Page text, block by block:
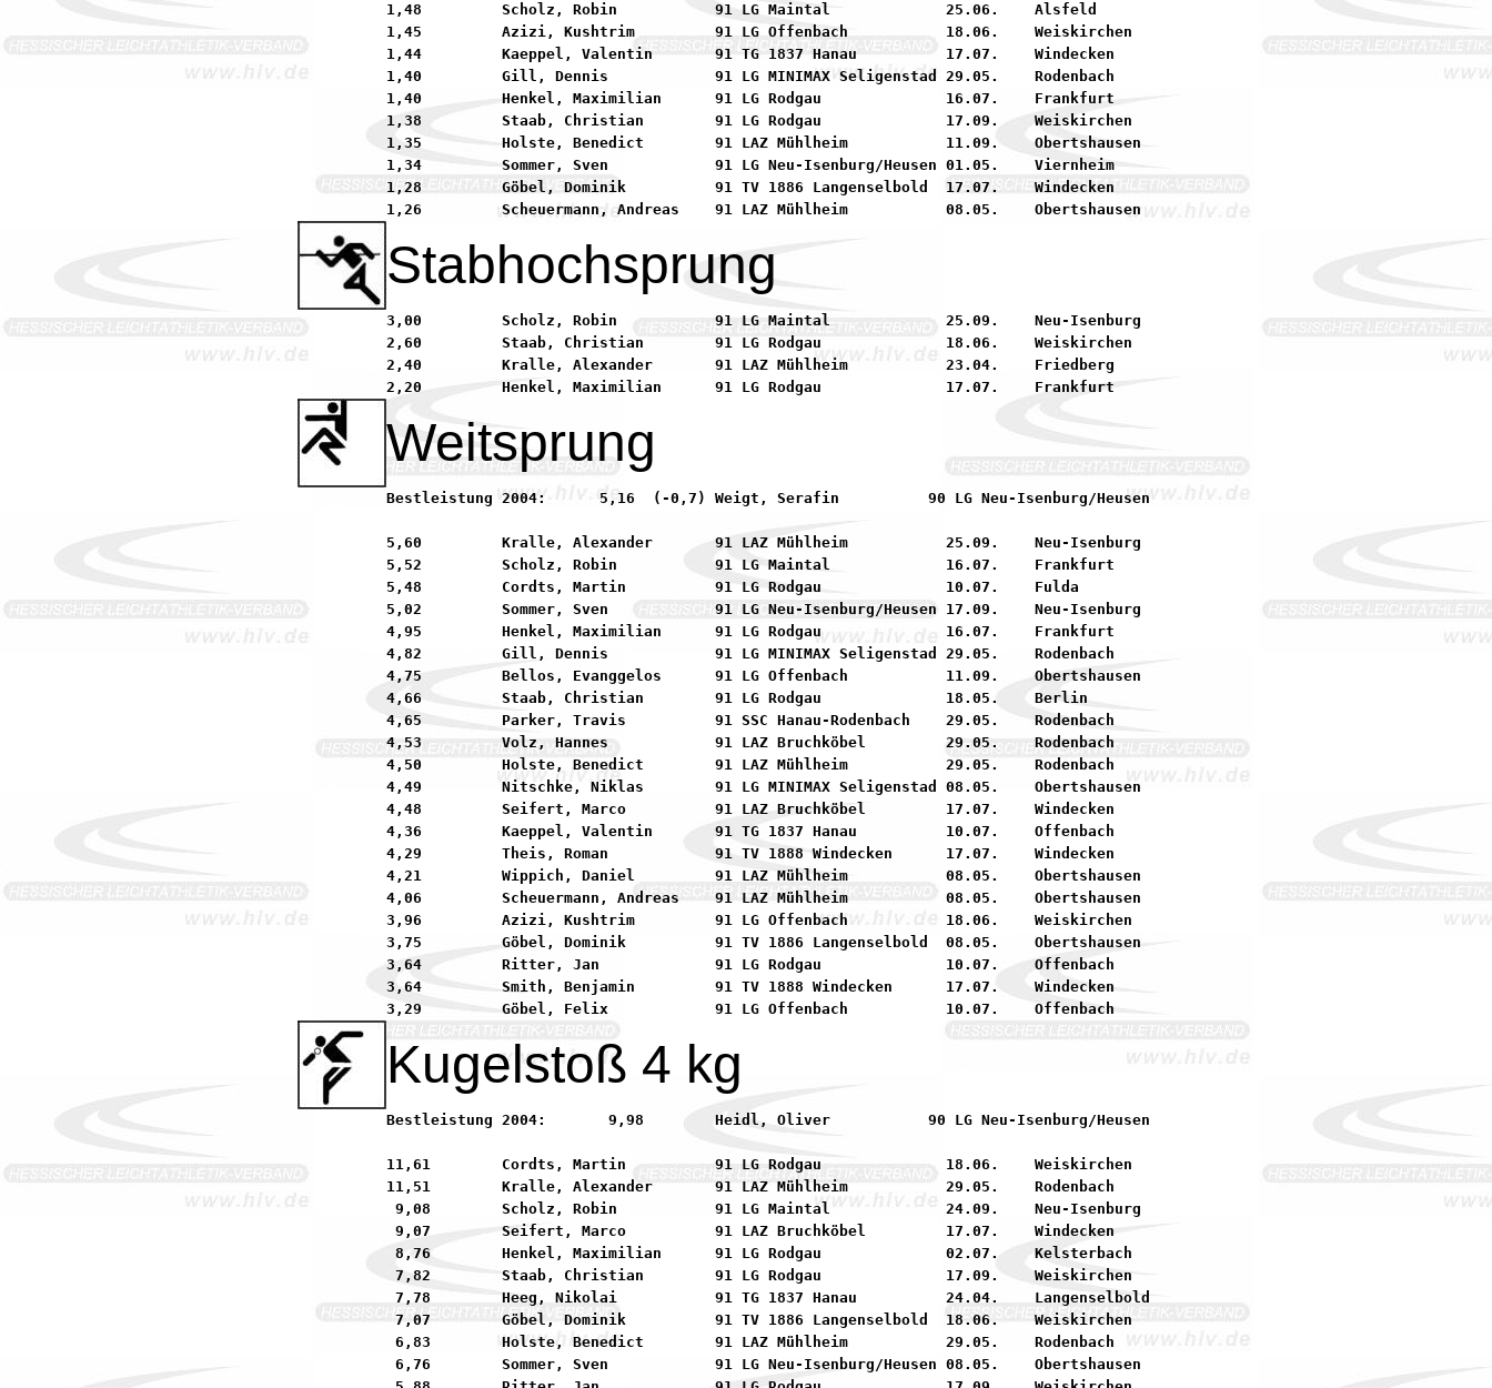
1,48         Scholz, Robin           91 LG Maintal             25.06.    Alsfeld
1,45         Azizi, Kushtrim         91 LG Offenbach           18.06.    Weiskirchen
1,44         Kaeppel, Valentin       91 TG 1837 Hanau          17.07.    Windecken
1,40         Gill, Dennis            91 LG MINIMAX Seligenstad 29.05.    Rodenbach
1,40         Henkel, Maximilian      91 LG Rodgau              16.07.    Frankfurt
1,38         Staab, Christian        91 LG Rodgau              17.09.    Weiskirchen
1,35         Holste, Benedict        91 LAZ Mühlheim           11.09.    Obertshausen
1,34         Sommer, Sven            91 LG Neu-Isenburg/Heusen 01.05.    Viernheim
1,28         Göbel, Dominik          91 TV 1886 Langenselbold  17.07.    Windecken
Stabhochsprung
3,00         Scholz, Robin           91 LG Maintal             25.09.    Neu-Isenburg
2,60         Staab, Christian        91 LG Rodgau              18.06.    Weiskirchen
2,40         Kralle, Alexander       91 LAZ Mühlheim           23.04.    Friedberg
Weitsprung
Bestleistung 2004:	5,16  (-0,7) Weigt, Serafin          90 LG Neu-Isenburg/Heusen
5,60         Kralle, Alexander       91 LAZ Mühlheim           25.09.    Neu-Isenburg
5,52         Scholz, Robin           91 LG Maintal             16.07.    Frankfurt
5,48         Cordts, Martin          91 LG Rodgau              10.07.    Fulda
5,02         Sommer, Sven            91 LG Neu-Isenburg/Heusen 17.09.    Neu-Isenburg
4,95         Henkel, Maximilian      91 LG Rodgau              16.07.    Frankfurt
4,82         Gill, Dennis            91 LG MINIMAX Seligenstad 29.05.    Rodenbach
4,75         Bellos, Evanggelos      91 LG Offenbach           11.09.    Obertshausen
4,66         Staab, Christian        91 LG Rodgau              18.05.    Berlin
4,65         Parker, Travis          91 SSC Hanau-Rodenbach    29.05.    Rodenbach
4,53         Volz, Hannes            91 LAZ Bruchköbel         29.05.    Rodenbach
4,50         Holste, Benedict        91 LAZ Mühlheim           29.05.    Rodenbach
4,49         Nitschke, Niklas        91 LG MINIMAX Seligenstad 08.05.    Obertshausen
4,48         Seifert, Marco          91 LAZ Bruchköbel         17.07.    Windecken
4,36         Kaeppel, Valentin       91 TG 1837 Hanau          10.07.    Offenbach
4,29         Theis, Roman            91 TV 1888 Windecken      17.07.    Windecken
4,21         Wippich, Daniel         91 LAZ Mühlheim           08.05.    Obertshausen
4,06         Scheuermann, Andreas    91 LAZ Mühlheim           08.05.    Obertshausen
3,96         Azizi, Kushtrim         91 LG Offenbach           18.06.    Weiskirchen
3,75         Göbel, Dominik          91 TV 1886 Langenselbold  08.05.    Obertshausen
3,64         Ritter, Jan             91 LG Rodgau              10.07.    Offenbach
3,64         Smith, Benjamin         91 TV 1888 Windecken      17.07.    Windecken
Kugelstoß 4 kg
Bestleistung 2004:	 9,98        Heidl, Oliver           90 LG Neu-Isenburg/Heusen
11,61        Cordts, Martin          91 LG Rodgau              18.06.    Weiskirchen
11,51        Kralle, Alexander       91 LAZ Mühlheim           29.05.    Rodenbach
9,08        Scholz, Robin           91 LG Maintal             24.09.    Neu-Isenburg
9,07        Seifert, Marco          91 LAZ Bruchköbel         17.07.    Windecken
8,76        Henkel, Maximilian      91 LG Rodgau              02.07.    Kelsterbach
7,82        Staab, Christian        91 LG Rodgau              17.09.    Weiskirchen
7,78        Heeg, Nikolai           91 TG 1837 Hanau          24.04.    Langenselbold
7,07        Göbel, Dominik          91 TV 1886 Langenselbold  18.06.    Weiskirchen
6,83        Holste, Benedict        91 LAZ Mühlheim           29.05.    Rodenbach
6,76        Sommer, Sven            91 LG Neu-Isenburg/Heusen 08.05.    Obertshausen